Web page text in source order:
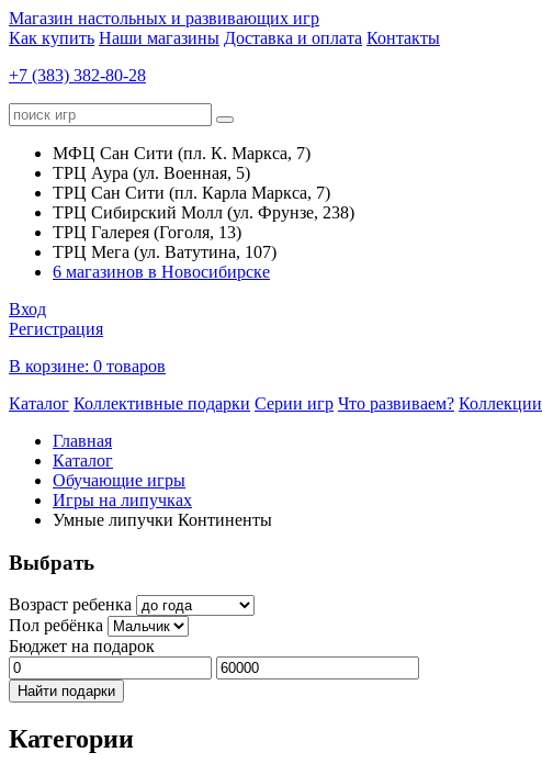
Магазин настольных и развивающих игр
Как купить Наши магазины Доставка и оплата Контакты
+7 (383) 382-80-28
МФЦ Сан Сити (пл. К. Маркса, 7)
ТРЦ Аура (ул. Военная, 5)
ТРЦ Сан Сити (пл. Карла Маркса, 7)
ТРЦ Сибирский Молл (ул. Фрунзе, 238)
ТРЦ Галерея (Гоголя, 13)
ТРЦ Мега (ул. Ватутина, 107)
6 магазинов в Новосибирске
Вход
Регистрация
В корзине: 0 товаров
Каталог Коллективные подарки Серии игр Что развиваем? Коллекции
Главная
Каталог
Обучающие игры
Игры на липучках
Умные липучки Континенты
Выбрать
Возраст ребенка
Пол ребёнка
Бюджет на подарок
Найти подарки
Категории